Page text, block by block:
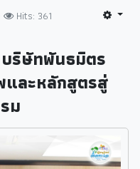
Hits: 361
ริษัทพันธมิตร
และหลักสูตรสู่
ม